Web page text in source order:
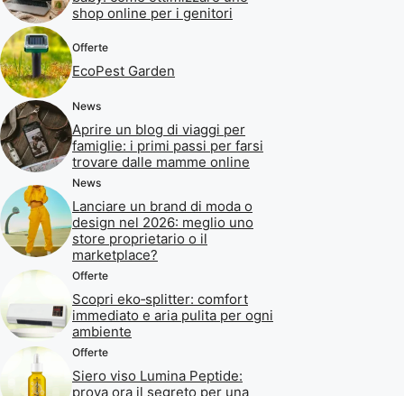
shop online per i genitori
Offerte
EcoPest Garden
News
Aprire un blog di viaggi per
famiglie: i primi passi per farsi
trovare dalle mamme online
News
Lanciare un brand di moda o
design nel 2026: meglio uno
store proprietario o il
marketplace?
Offerte
Scopri eko‑splitter: comfort
immediato e aria pulita per ogni
ambiente
Offerte
Siero viso Lumina Peptide:
prova ora il segreto per una